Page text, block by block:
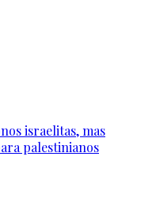
israelitas, mas
palestinianos